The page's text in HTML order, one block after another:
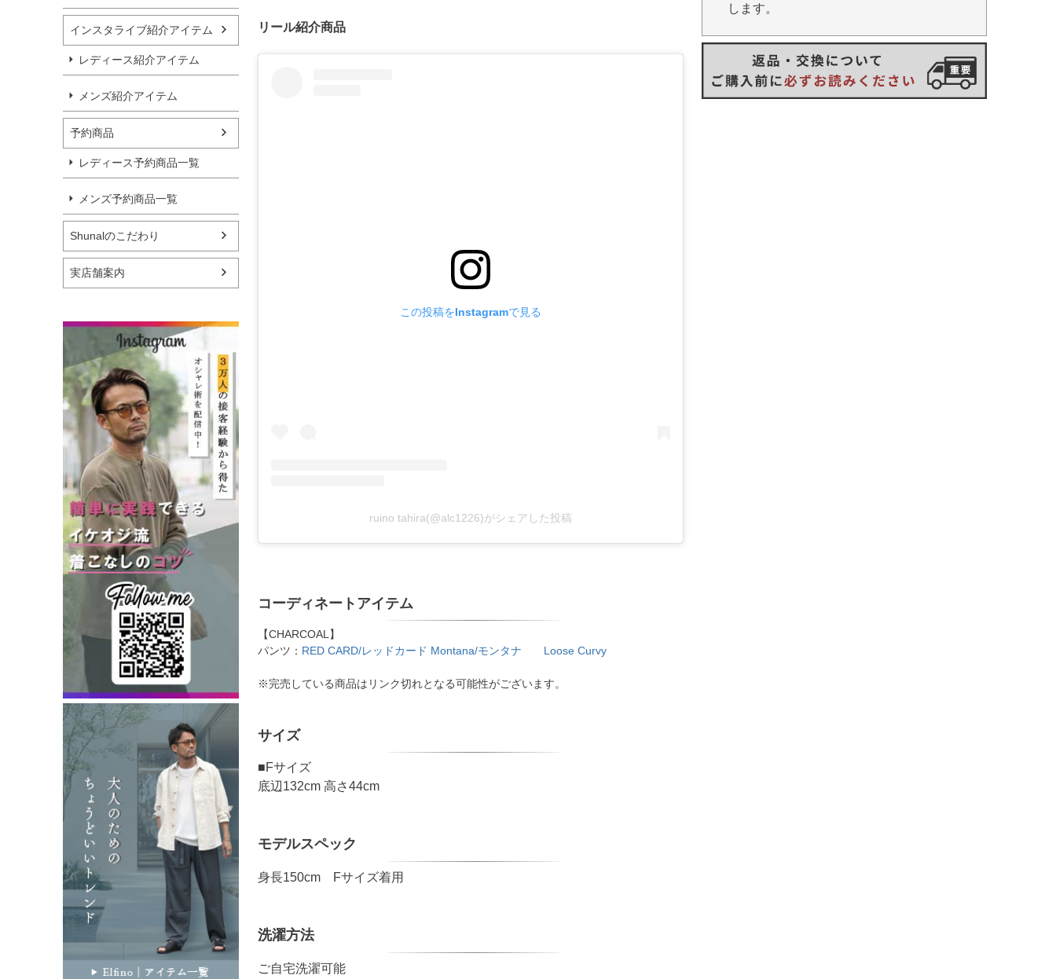
インスタライブ紹介アイテム
レディース紹介アイテム
メンズ紹介アイテム
予約商品
レディース予約商品一覧
メンズ予約商品一覧
Shunalのこだわり
実店舗案内
リール紹介商品
この投稿をInstagramで見る
ruino tahira(@alc1226)がシェアした投稿
コーディネートアイテム
【CHARCOAL】
パンツ： RED CARD/レッドカード Montana/モンタナ Loose Curvy
※完売している商品はリンク切れとなる可能性がございます。
サイズ
■Fサイズ
底辺132cm 高さ44cm
モデルスペック
身長150cm Fサイズ着用
洗濯方法
ご自宅洗濯可能
します。